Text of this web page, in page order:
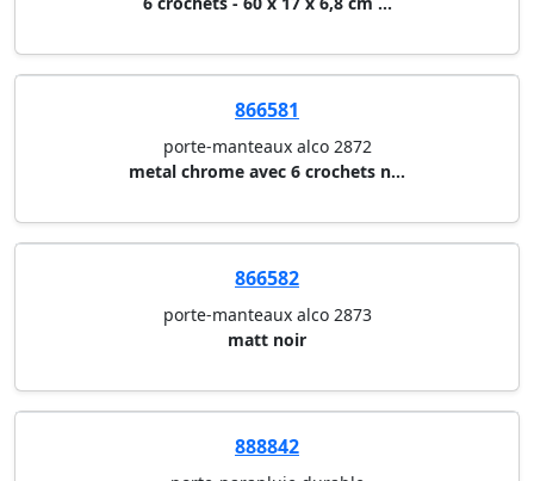
866581
porte-manteaux alco 2872
metal chrome avec 6 crochets n...
866582
porte-manteaux alco 2873
matt noir
888842